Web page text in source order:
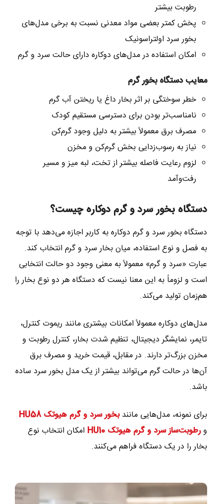
رطوبت بیشتر
پخش کمتر بعضی مواد معدنی نسبت به برخی مدل‌های
بخور سرد اولتراسونیک
امکان استفاده در مدل‌های دوکاره دارای حالت سرد و گرم
معایب دستگاه بخور گرم
خطر سوختگی بر اثر بخار داغ یا ریختن آب گرم
نامناسب‌تر بودن برای دسترسی مستقیم کودک
مصرف برق معمولاً بیشتر به دلیل وجود گرم‌کن
نیاز به رسوب‌زدایی بخش گرم‌کن و مخزن
لزوم رعایت فاصله بیشتر از تخت، لبه میز و مسیر
رفت‌وآمد
دستگاه بخور سرد و گرم دوکاره چیست؟
دستگاه بخور سرد و گرم دوکاره به کاربر اجازه می‌دهد با توجه
به فصل و نوع استفاده، میان بخار سرد و گرم انتخاب کند.
عبارت «سرد و گرم» معمولاً به معنی وجود دو حالت انتخابی
است و لزوماً به این معنا نیست که دستگاه هر دو نوع بخار را
هم‌زمان تولید می‌کند.
مدل‌های دوکاره معمولاً امکانات بیشتری مانند ریموت کنترل،
تایمر، نمایشگر دیجیتال، تنظیم شدت بخار، کنترل رطوبت و
مخزن بزرگ‌تر دارند. در مقابل، قیمت خرید و مصرف برق
آن‌ها در حالت گرم می‌تواند بیشتر از یک مدل بخور سرد ساده
باشد.
برای نمونه، مدل‌هایی مانندبخور سرد و گرم هیوتک HU58
ورطوبت‌ساز سرد و گرم هیوتک HU10
امکان انتخاب نوع
بخار را در یک دستگاه فراهم می‌کنند.